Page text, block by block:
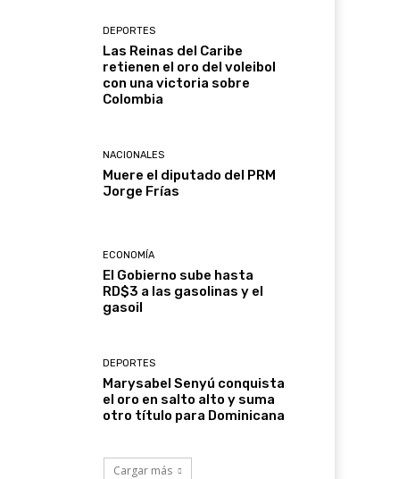
DEPORTES
Las Reinas del Caribe
retienen el oro del voleibol
con una victoria sobre
Colombia
NACIONALES
Muere el diputado del PRM
Jorge Frías
ECONOMÍA
El Gobierno sube hasta
RD$3 a las gasolinas y el
gasoil
DEPORTES
Marysabel Senyú conquista
el oro en salto alto y suma
otro título para Dominicana
Cargar más